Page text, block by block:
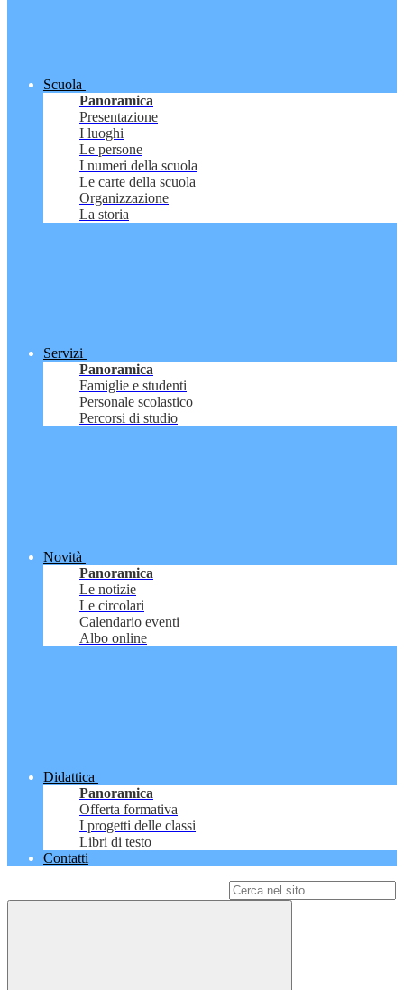
Scuola
Panoramica
Presentazione
I luoghi
Le persone
I numeri della scuola
Le carte della scuola
Organizzazione
La storia
Servizi
Panoramica
Famiglie e studenti
Personale scolastico
Percorsi di studio
Novità
Panoramica
Le notizie
Le circolari
Calendario eventi
Albo online
Didattica
Panoramica
Offerta formativa
I progetti delle classi
Libri di testo
Contatti